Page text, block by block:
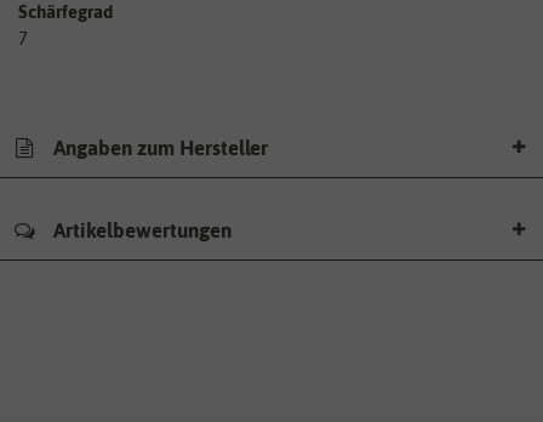
Schärfegrad
7
Angaben zum Hersteller
Artikelbewertungen